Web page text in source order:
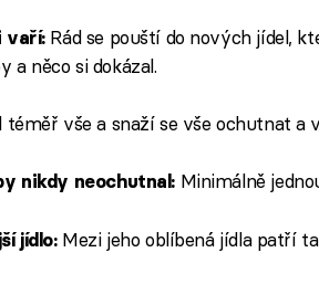
vaří: Rád se pouští do nových jídel,
a něco si dokázal.
vše a snaží se vše ochutnat a
nikdy neochutnal: Minimálně
jídlo: Mezi jeho oblíbená jídla patří